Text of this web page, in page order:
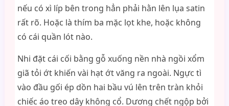
nếu có xì líp bên trong hẳn phải hằn lên lụa satin
rất rõ. Hoặc là thím ba mặc lọt khe, hoặc không
có cái quần lót nào.
Nhi đặt cái cối bằng gỗ xuống nền nhà ngồi xổm
giã tỏi ớt khiến vài hạt ớt văng ra ngoài. Ngực tì
vào đầu gối ép dồn hai bầu vú lên trên tràn khỏi
chiếc áo treo dây không cổ. Dương chết ngộp bởi